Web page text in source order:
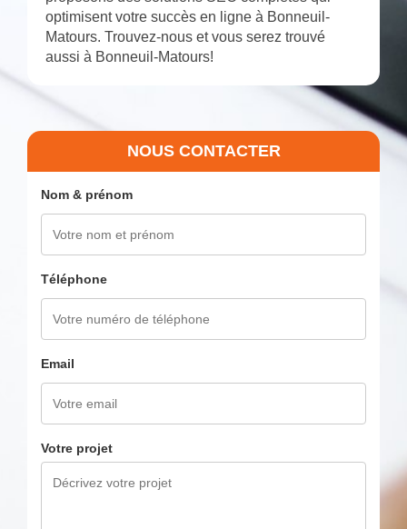
optimisent votre succès en ligne à Bonneuil-
Matours. Trouvez-nous et vous serez trouvé
aussi à Bonneuil-Matours!
NOUS CONTACTER
Nom & prénom
Téléphone
Email
Votre projet